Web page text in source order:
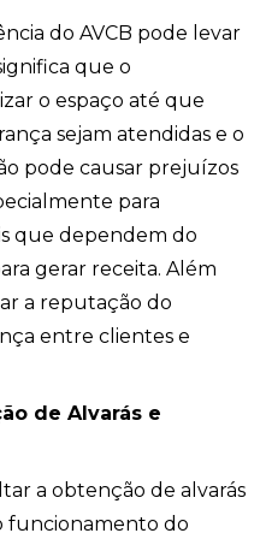
do AVCB pode levar
que o
o espaço até que
sejam atendidas e o
pode causar prejuízos
para
que dependem do
gerar receita. Além
a reputação do
entre clientes e
de Alvarás e
a obtenção de alvarás
funcionamento do